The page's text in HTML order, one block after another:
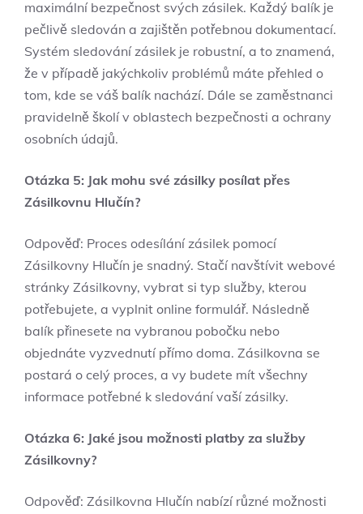
maximální bezpečnost svých zásilek. Každý balík je
pečlivě sledován a zajištěn potřebnou dokumentací.
Systém sledování zásilek je robustní, a to znamená,
že v případě jakýchkoliv problémů máte přehled o
tom, kde se váš balík nachází. Dále se zaměstnanci
pravidelně školí v oblastech bezpečnosti a ochrany
osobních údajů.
Otázka 5: Jak mohu své zásilky posílat přes
Zásilkovnu Hlučín?
Odpověď: Proces odesílání zásilek pomocí
Zásilkovny Hlučín je snadný. Stačí navštívit webové
stránky Zásilkovny, vybrat si typ služby, kterou
potřebujete, a vyplnit online formulář. Následně
balík přinesete na vybranou pobočku nebo
objednáte vyzvednutí přímo doma. Zásilkovna se
postará o celý proces, a vy budete mít všechny
informace potřebné k sledování vaší zásilky.
Otázka 6: Jaké jsou možnosti platby za služby
Zásilkovny?
Odpověď: Zásilkovna Hlučín nabízí různé možnosti